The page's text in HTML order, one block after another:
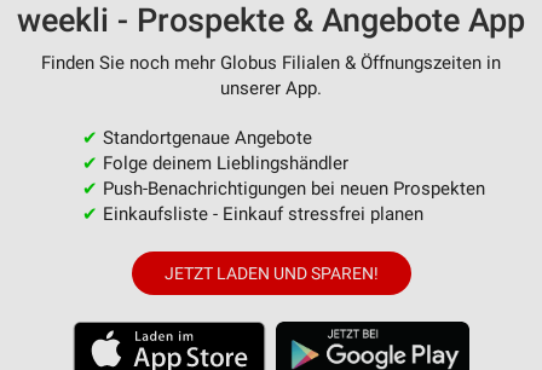
weekli - Prospekte & Angebote App
Finden Sie noch mehr Globus Filialen & Öffnungszeiten in
unserer App.
✔ Standortgenaue Angebote
✔ Folge deinem Lieblingshändler
✔ Push-Benachrichtigungen bei neuen Prospekten
✔ Einkaufsliste - Einkauf stressfrei planen
JETZT LADEN UND SPAREN!